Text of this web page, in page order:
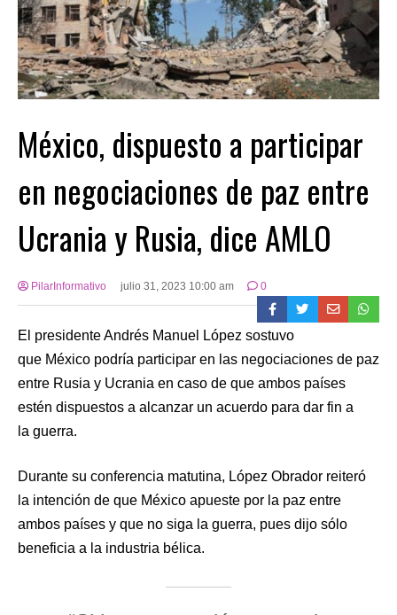
México, dispuesto a participar
en negociaciones de paz entre
Ucrania y Rusia, dice AMLO
PilarInformativo julio 31, 2023 10:00 am 0
El presidente Andrés Manuel López sostuvo
que México podría participar en las negociaciones de paz
entre Rusia y Ucrania en caso de que ambos países
estén dispuestos a alcanzar un acuerdo para dar fin a
la guerra.
Durante su conferencia matutina, López Obrador reiteró
la intención de que México apueste por la paz entre
ambos países y que no siga la guerra, pues dijo sólo
beneficia a la industria bélica.